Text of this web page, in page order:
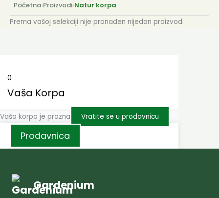
Početna›Proizvodi›Natur korpa
Prema vašoj selekciji nije pronađen nijedan proizvod.
0
Vaša Korpa
Vaša korpa je prazna Vratite se u prodavnicu
Prodavnica
Gardenium